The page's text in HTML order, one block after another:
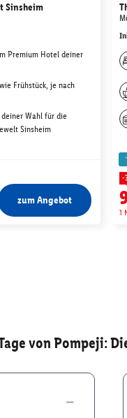
Sinsheim
Premium Hotel deiner
Frühstück, je nach
Wahl für die
Sinsheim
zum Angebot
-
1
von Pompeji: